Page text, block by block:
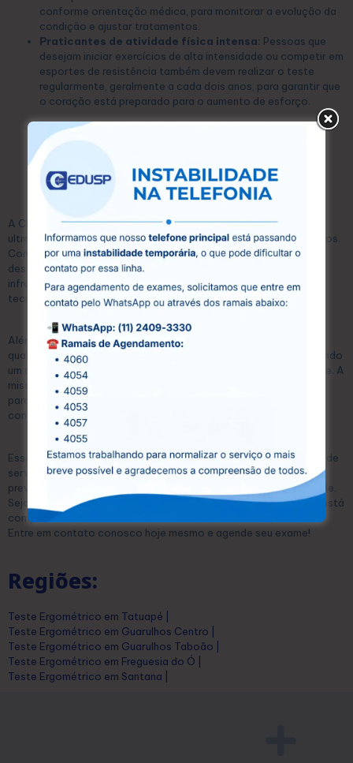
conforme orientação médica, para monitorar a evolução da
condição e ajustar tratamentos.
Praticantes de atividade física intensa: Pessoas que
desejam iniciar exercícios de alta intensidade ou competir em
esportes de resistência também devem realizar o teste
regularmente, geralmente a cada dois anos, para garantir que
o coração está preparado para o aumento de esforço.
Realize teste ergométrico e
diversos outros exames
cardiológicos na CEDUSP
A CEDUSP é um centro especializado em exames diagnósticos,
ultrassonografias e exames laboratoriais, localizado em Guarulhos.
Com mais de 15 anos de atuação no mercado, a CEDUSP se
destaca pela excelência em seus serviços, oferecendo uma
infraestrutura moderna e equipada com as mais avançadas
tecnologias.
Além disso, conta com uma equipe de profissionais altamente
qualificados, que atuam com compromisso e dedicação, garantindo
um atendimento humanizado e personalizado para cada paciente. A
missão da CEDUSP é proporcionar acesso à saúde de qualidade
para toda a comunidade, oferecendo preços acessíveis sem
comprometer a eficiência e a precisão dos exames.
Esse equilíbrio permite que qualquer pessoa possa se beneficiar de
serviços diagnósticos de alta qualidade, essenciais para a
prevenção e o tratamento eficaz de diversas condições de saúde.
Seja para exames laboratoriais ou ultrassonografias, a CEDUSP está
comprometida com a saúde e o bem-estar dos seus pacientes.
Entre em contato conosco hoje mesmo e agende seu exame!
Regiões:
Teste Ergométrico em Tatuapé |
Teste Ergométrico em Guarulhos Centro |
Teste Ergométrico em Guarulhos Taboão |
Teste Ergométrico em Freguesia do Ó |
Teste Ergométrico em Santana |